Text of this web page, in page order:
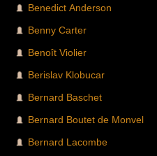
Benedict Anderson
Benny Carter
Benoît Violier
Berislav Klobucar
Bernard Baschet
Bernard Boutet de Monvel
Bernard Lacombe